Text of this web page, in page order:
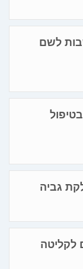
לשם
גביה
לקליטה